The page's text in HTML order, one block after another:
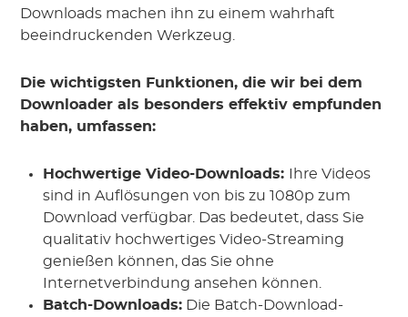
Downloads machen ihn zu einem wahrhaft
beeindruckenden Werkzeug.
Die wichtigsten Funktionen, die wir bei dem
Downloader als besonders effektiv empfunden
haben, umfassen:
Hochwertige Video-Downloads:
Ihre Videos
sind in Auflösungen von bis zu 1080p zum
Download verfügbar. Das bedeutet, dass Sie
qualitativ hochwertiges Video-Streaming
genießen können, das Sie ohne
Internetverbindung ansehen können.
Batch-Downloads: Die Batch-Download-